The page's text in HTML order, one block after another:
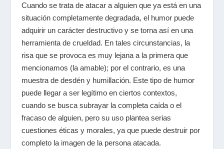
Cuando se trata de atacar a alguien que ya está en una
situación completamente degradada, el humor puede
adquirir un carácter destructivo y se torna así en una
herramienta de crueldad. En tales circunstancias, la
risa que se provoca es muy lejana a la primera que
mencionamos (la amable); por el contrario, es una
muestra de desdén y humillación. Este tipo de humor
puede llegar a ser legítimo en ciertos contextos,
cuando se busca subrayar la completa caída o el
fracaso de alguien, pero su uso plantea serias
cuestiones éticas y morales, ya que puede destruir por
completo la imagen de la persona atacada.